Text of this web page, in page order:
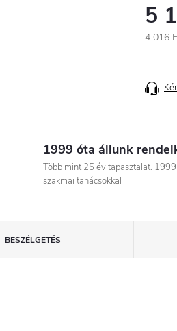
5
4 016
1999 óta állunk
Több mint 25 év tapasztalat.
szakmai tanácsokkal
BESZÉLGETÉS